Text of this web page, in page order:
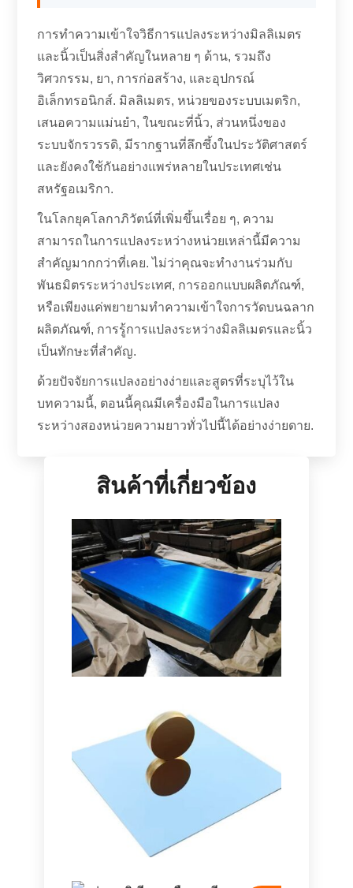
การทำความเข้าใจวิธีการแปลงระหว่างมิลลิเมตร
และนิ้วเป็นสิ่งสำคัญในหลาย ๆ ด้าน, รวมถึง
วิศวกรรม, ยา, การก่อสร้าง, และอุปกรณ์
อิเล็กทรอนิกส์. มิลลิเมตร, หน่วยของระบบเมตริก,
เสนอความแม่นยำ, ในขณะที่นิ้ว, ส่วนหนึ่งของ
ระบบจักรวรรดิ, มีรากฐานที่ลึกซึ้งในประวัติศาสตร์
และยังคงใช้กันอย่างแพร่หลายในประเทศเช่น
สหรัฐอเมริกา.
ในโลกยุคโลกาภิวัตน์ที่เพิ่มขึ้นเรื่อย ๆ, ความ
สามารถในการแปลงระหว่างหน่วยเหล่านี้มีความ
สำคัญมากกว่าที่เคย. ไม่ว่าคุณจะทำงานร่วมกับ
พันธมิตรระหว่างประเทศ, การออกแบบผลิตภัณฑ์,
หรือเพียงแค่พยายามทำความเข้าใจการวัดบนฉลาก
ผลิตภัณฑ์, การรู้การแปลงระหว่างมิลลิเมตรและนิ้ว
เป็นทักษะที่สำคัญ.
ด้วยปัจจัยการแปลงอย่างง่ายและสูตรที่ระบุไว้ใน
บทความนี้, ตอนนี้คุณมีเครื่องมือในการแปลง
ระหว่างสองหน่วยความยาวทั่วไปนี้ได้อย่างง่ายดาย.
สินค้าที่เกี่ยวข้อง
Marine Grade
Aluminum Plate
Learn how marine grade
อะลูมิเนียม H116 มอบประสิทธิภาพที่
โดดเด่นในตัวถัง, ดาดฟ้า, และอุปกรณ์
นอกชายฝั่งที่มีความสมดุลของความ
แข็งแกร่งที่ได้รับการพิสูจน์แล้ว, ความ